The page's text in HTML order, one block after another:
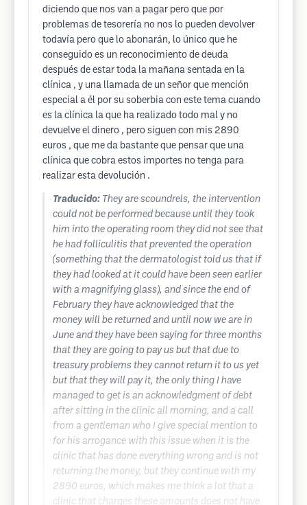
diciendo que nos van a pagar pero que por
problemas de tesorería no nos lo pueden devolver
todavía pero que lo abonarán, lo único que he
conseguido es un reconocimiento de deuda
después de estar toda la mañana sentada en la
clínica , y una llamada de un señor que mención
especial a él por su soberbia con este tema cuando
es la clínica la que ha realizado todo mal y no
devuelve el dinero , pero siguen con mis 2890
euros , que me da bastante que pensar que una
clínica que cobra estos importes no tenga para
realizar esta devolución .
Traducido: They are scoundrels, the intervention
could not be performed because until they took
him into the operating room they did not see that
he had folliculitis that prevented the operation
(something that the dermatologist told us that if
they had looked at it could have been seen earlier
with a magnifying glass), and since the end of
February they have acknowledged that the
money will be returned and until now we are in
June and they have been saying for three months
that they are going to pay us but that due to
treasury problems they cannot return it to us yet
but that they will pay it, the only thing I have
managed to get is an acknowledgment of debt
after sitting in the clinic all morning, and a call
from a gentleman who I give special mention to
for his arrogance with this issue when it is the
clinic that has done everything wrong and is not
returning the money, but they continue with my
2890 euros, which makes me think a lot that a
clinic that charges these amounts does not have